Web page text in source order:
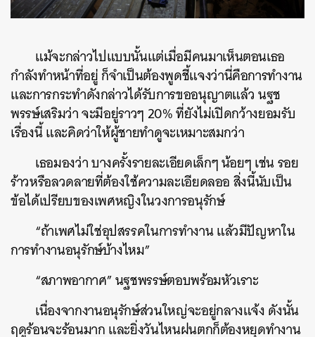
แม้จะกล่าวไปแบบนั้นแต่เมื่อมีคนมาเห็นตอนเธอ
กำลังทำหน้าที่อยู่ ก็จำเป็นต้องพูดชี้แจงว่านี่คือการทำงาน
และการกระทำดังกล่าวได้รับการขออนุญาตแล้ว นฐช
พรรษ์เสริมว่า จะมีอยู่ราวๆ 20% ที่ยังไม่เปิดกว้างยอมรับ
เรื่องนี้ และคิดว่าให้ผู้ชายทำดูจะเหมาะสมกว่า
เธอมองว่า บางครั้งรายละเอียดเล็กๆ น้อยๆ เช่น รอย
ร้าวหรือลวดลายที่ต้องใช้ความละเอียดลออ สิ่งนี้นับเป็น
ข้อได้เปรียบของเพศหญิงในวงการอนุรักษ์
“ถ้าเพศไม่ใช่อุปสรรคในการทำงาน แล้วมีปัญหาใน
การทำงานอนุรักษ์บ้างไหม”
“สภาพอากาศ” นฐชพรรษ์ตอบพร้อมหัวเราะ
เนื่องจากงานอนุรักษ์ส่วนใหญ่จะอยู่กลางแจ้ง ดังนั้น
ฤดูร้อนจะร้อนมาก และยิ่งวันไหนฝนตกก็ต้องหยุดทำงาน